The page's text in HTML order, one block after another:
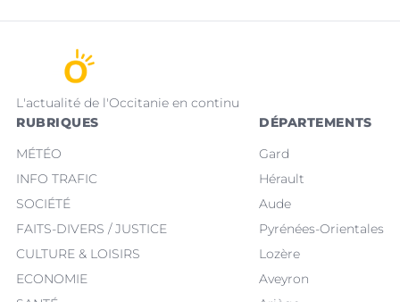
L'actualité de l'Occitanie en continu
RUBRIQUES
MÉTÉO
INFO TRAFIC
SOCIÉTÉ
FAITS-DIVERS / JUSTICE
CULTURE & LOISIRS
ECONOMIE
DÉPARTEMENTS
Gard
Hérault
Aude
Pyrénées-Orientales
Lozère
Aveyron